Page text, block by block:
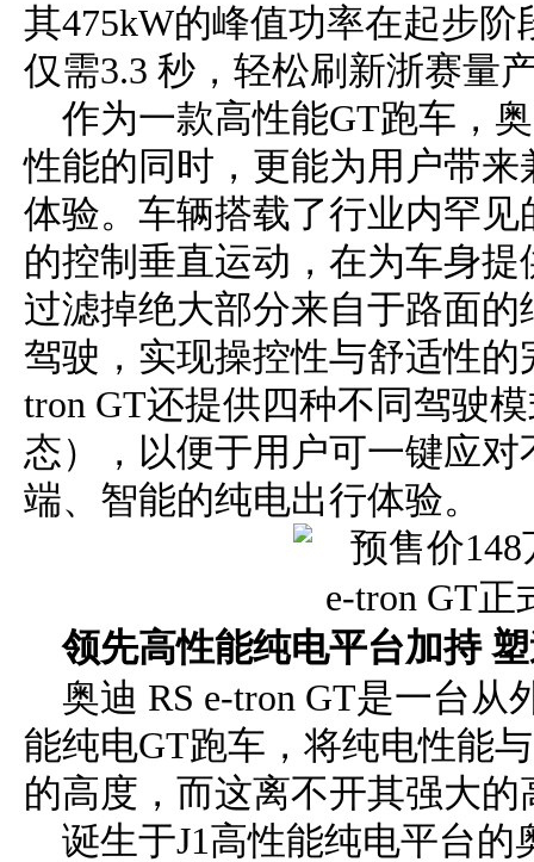
其475kW的峰值功率在起步
仅需3.3 秒，轻松刷新浙赛量
作为一款高性能GT跑车，
性能的同时，更能为用户带
体验。车辆搭载了行业内罕
的控制垂直运动，在为车身
过滤掉绝大部分来自于路面
驾驶，实现操控性与舒适性的
tron GT还提供四种不同驾驶
态），以便于用户可一键应
端、智能的纯电出行体验。
领先高性能纯电平台加持
奥迪 RS e-tron GT是一台
能纯电GT跑车，将纯电性能
的高度，而这离不开其强大
诞生于J1高性能纯电平台的